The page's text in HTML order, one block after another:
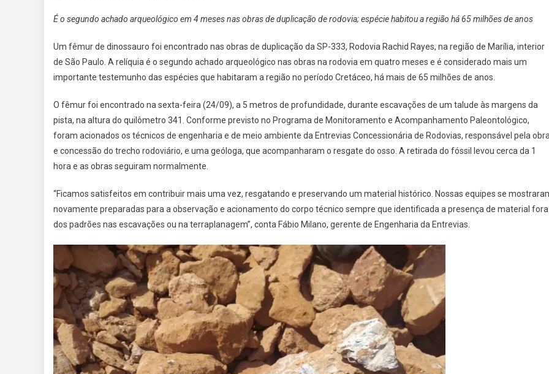
É o segundo achado arqueológico em 4 meses nas obras de duplicação de rodovia; espécie habitou a região há 65 milhões de anos
Um fêmur de dinossauro foi encontrado nas obras de duplicação da SP-333, Rodovia Rachid Rayes, na região de Marília, interior
de São Paulo. A relíquia é o segundo achado arqueológico nas obras na rodovia em quatro meses e é considerado mais um
importante testemunho das espécies que habitaram a região no período Cretáceo, há mais de 65 milhões de anos.
O fêmur foi encontrado na sexta-feira (24/09), a 5 metros de profundidade, durante escavações de um talude às margens da
pista, na altura do quilômetro 341. Conforme previsto no Programa de Monitoramento e Acompanhamento Paleontológico,
foram acionados os técnicos de engenharia e de meio ambiente da Entrevias Concessionária de Rodovias, responsável pela
e concessão do trecho rodoviário, e uma geóloga, que acompanharam o resgate do osso. A retirada do fóssil levou cerca da 1
hora e as obras seguiram normalmente.
“Ficamos satisfeitos em contribuir mais uma vez, resgatando e preservando um material histórico. Nossas equipes se
novamente preparadas para a observação e acionamento do corpo técnico sempre que identificada a presença de material fora
dos padrões nas escavações ou na terraplanagem”, conta Fábio Milano, gerente de Engenharia da Entrevias.